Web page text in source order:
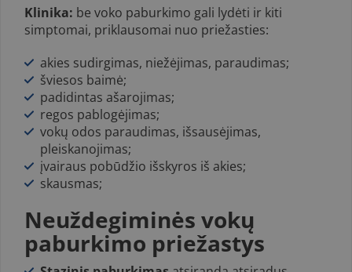
Klinika: be voko paburkimo gali lydėti ir kiti
simptomai, priklausomai nuo priežasties:
akies sudirgimas, niežėjimas, paraudimas;
šviesos baimė;
padidintas ašarojimas;
regos pablogėjimas;
vokų odos paraudimas, išsausėjimas,
pleiskanojimas;
įvairaus pobūdžio išskyros iš akies;
skausmas;
Neuždegiminės vokų
paburkimo priežastys